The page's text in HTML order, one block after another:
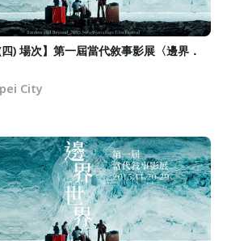
四) 場次】第一屆當代敘事影展〈邊界．
City